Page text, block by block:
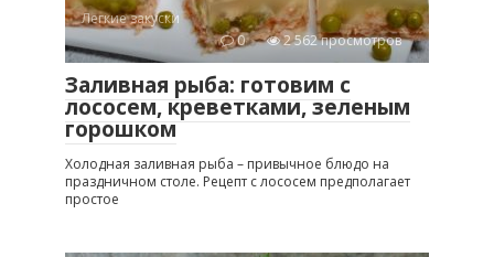
Легкие закуски
0
2 562 просмотров
Заливная рыба: готовим с
лососем, креветками, зеленым
горошком
Холодная заливная рыба – привычное блюдо на
праздничном столе. Рецепт с лососем предполагает
простое